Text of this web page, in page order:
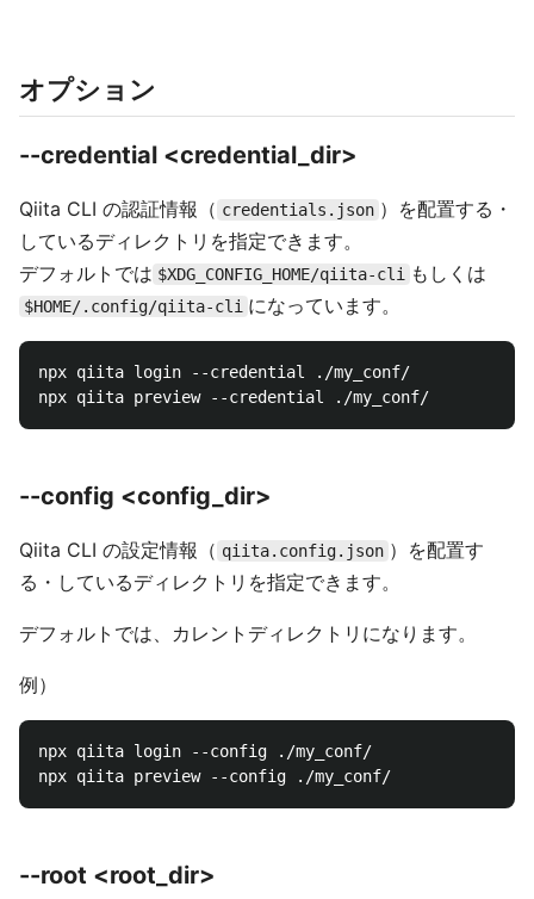
オプション
--credential <credential_dir>
Qiita CLI の認証情報（ credentials.json ）を配置する・
しているディレクトリを指定できます。
デフォルトでは $XDG_CONFIG_HOME/qiita-cli もしくは
$HOME/.config/qiita-cli になっています。
npx qiita login --credential ./my_conf/
--config <config_dir>
Qiita CLI の設定情報（ qiita.config.json ）を配置す
る・しているディレクトリを指定できます。
デフォルトでは、カレントディレクトリになります。
例）
npx qiita login --config ./my_conf/
--root <root_dir>